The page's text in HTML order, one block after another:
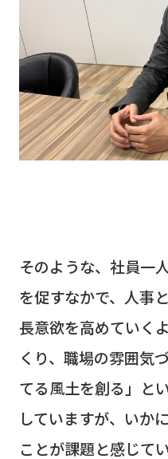
↑町
そのような、社員一
を促すなかで、人事
長意欲を高めていく
くり、職場の雰囲気
てる風土を創る」と
していますが、いか
ことが課題と感じて